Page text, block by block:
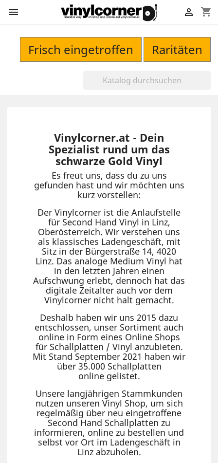
 shopping_cart

Frisch eingetroffen Raritäten
Vinylcorner.at - Dein
Spezialist rund um das
schwarze Gold Vinyl
Es freut uns, dass du zu uns
gefunden hast und wir möchten uns
kurz vorstellen:
Der Vinylcorner ist die Anlaufstelle
für Second Hand Vinyl in Linz,
Oberösterreich. Wir verstehen uns
als klassisches Ladengeschäft, mit
Sitz in der Bürgerstraße 14, 4020
Linz. Das analoge Medium Vinyl hat
in den letzten Jahren einen
Aufschwung erlebt, dennoch hat das
digitale Zeitalter auch vor dem
Vinylcorner nicht halt gemacht.
Deshalb haben wir uns 2015 dazu
entschlossen, unser Sortiment auch
online in Form eines Online Shops
für Schallplatten / Vinyl anzubieten.
Mit Stand September 2021 haben wir
über 35.000 Schallplatten
online gelistet.
Unsere langjährigen Stammkunden
nutzen unseren Vinyl Shop, um sich
regelmäßig über neu eingetroffene
Second Hand Schallplatten zu
informieren, online zu bestellen und
selbst vor Ort im Ladengeschäft in
Linz abzuholen.